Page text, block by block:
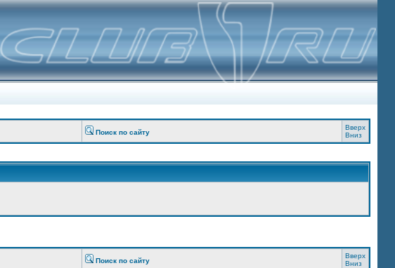
Поиск по сайту
Вверх
Вниз
Поиск по сайту
Вверх
Вниз